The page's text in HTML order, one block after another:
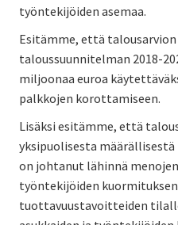
työntekijöiden asemaa.
Esitämme, että talousarvion
taloussuunnitelman 2018-
miljoonaa euroa
palkkojen korottamiseen.
Lisäksi esitämme, että
yksipuolisesta
on johtanut lähinnä
työntekijöiden
tuottavuustavoitteiden